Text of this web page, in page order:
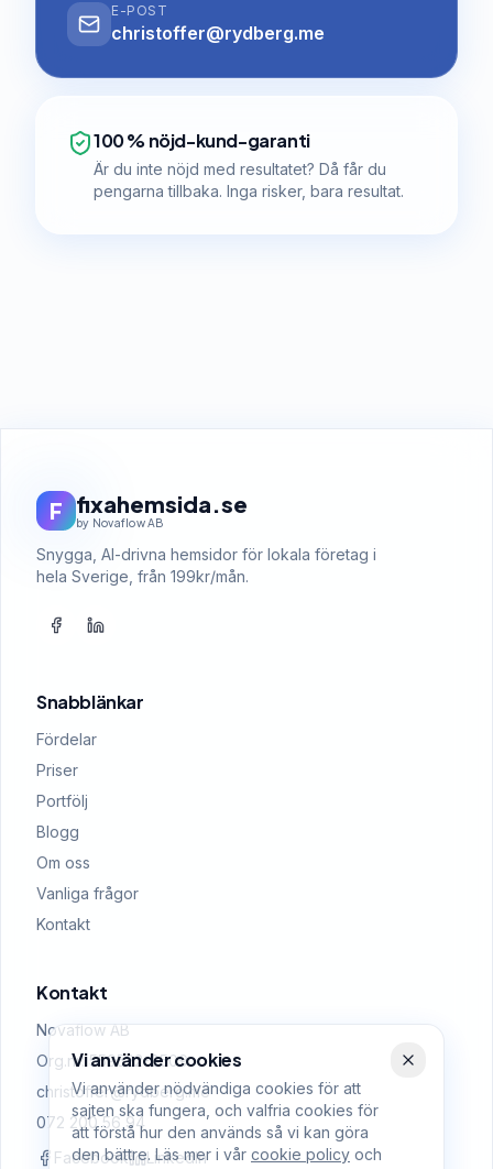
E-POST
christoffer@rydberg.me
100 % nöjd-kund-garanti
Är du inte nöjd med resultatet? Då får du
pengarna tillbaka. Inga risker, bara resultat.
F fixahemsida.se
by Novaflow AB
Snygga, AI-drivna hemsidor för lokala företag i
hela Sverige, från 199kr/mån.
Snabblänkar
Fördelar
Priser
Portfölj
Blogg
Om oss
Vanliga frågor
Kontakt
Kontakt
Novaflow AB
Org.nr: 559522-0509
christoffer@rydberg.me
072 200 56 94
Facebook
LinkedIn
Vi använder cookies
Vi använder nödvändiga cookies för att
sajten ska fungera, och valfria cookies för
att förstå hur den används så vi kan göra
den bättre. Läs mer i vår cookie policy och